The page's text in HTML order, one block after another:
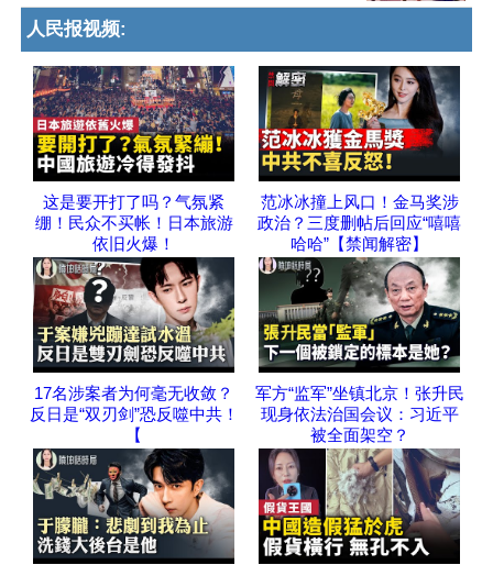
人民报视频:
这是要开打了吗？气氛紧
绷！民众不买帐！日本旅游
依旧火爆！
范冰冰撞上风口！金马奖涉
政治？三度删帖后回应“嘻嘻
哈哈”【禁闻解密】
17名涉案者为何毫无收敛？
反日是“双刃剑”恐反噬中共！
【
军方“监军”坐镇北京！张升民
现身依法治国会议：习近平
被全面架空？